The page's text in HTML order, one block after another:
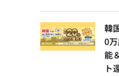
韓
0
能
ト